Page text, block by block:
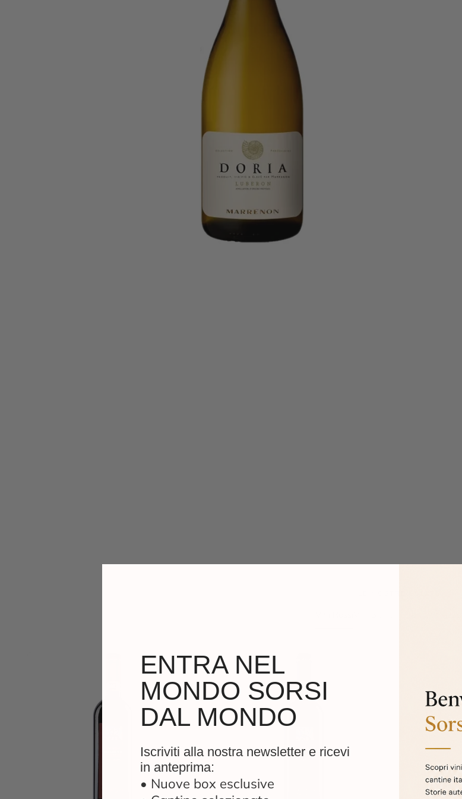
ENTRA NEL
MONDO SORSI
DAL MONDO
Iscriviti alla nostra newsletter e ricevi
in anteprima:
• Nuove box esclusive